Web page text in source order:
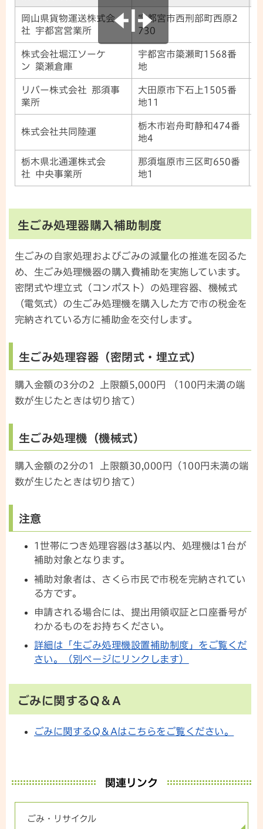
岡山県貨物運送株式会
社 宇都宮営業所
宇都宮市西刑部町西原2
730
株式会社堀江ソーケ
ン 簗瀬倉庫
宇都宮市簗瀬町1568番
地
リバー株式会社 那須事
業所
大田原市下石上1505番
地11
株式会社共同陸運
栃木市岩舟町静和474番
地4
栃木県北通運株式会
社 中央事業所
那須塩原市三区町650番
地1
生ごみ処理器購入補助制度
生ごみの自家処理およびごみの減量化の推進を図るた
め、生ごみ処理機器の購入費補助を実施しています。
密閉式や埋立式（コンポスト）の処理容器、機械式
（電気式）の生ごみ処理機を購入した方で市の税金を
完納されている方に補助金を交付します。
生ごみ処理容器（密閉式・埋立式）
購入金額の3分の2 上限額5,000円 （100円未満の端
数が生じたときは切り捨て）
生ごみ処理機（機械式）
購入金額の2分の1 上限額30,000円（100円未満の端
数が生じたときは切り捨て）
注意
1世帯につき処理容器は3基以内、処理機は1台が
補助対象となります。
補助対象者は、さくら市民で市税を完納されてい
る方です。
申請される場合には、提出用領収証と口座番号が
わかるものをお持ちください。
詳細は「生ごみ処理機設置補助制度」をご覧くだ
さい。（別ページにリンクします）
ごみに関するQ＆A
ごみに関するQ＆Aはこちらをご覧ください。
関連リンク
ごみ・リサイクル